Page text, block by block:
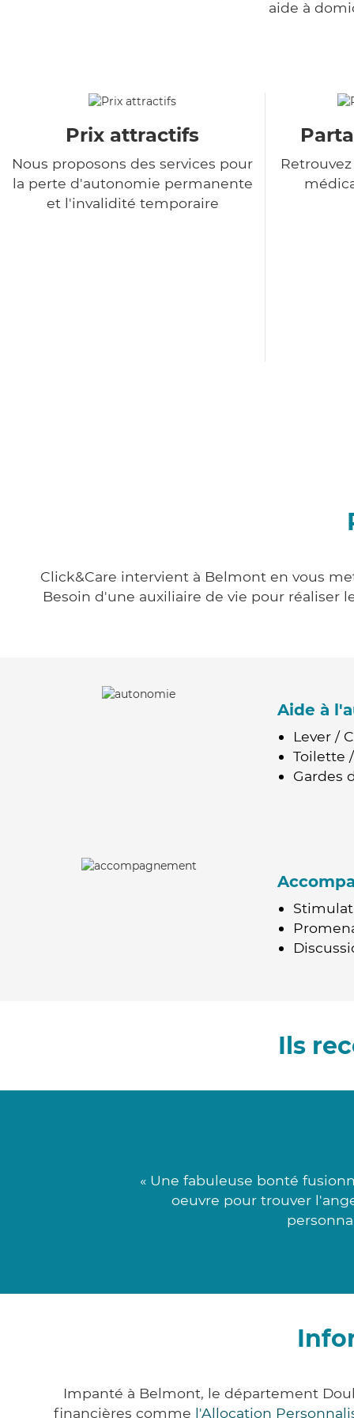
aide à
Prix attractifs
Nous proposons des services pour
la perte d'autonomie permanente
et l'invalidité temporaire
Click&Care intervient à Belmont en vous
Besoin d'une auxiliaire de vie pour réaliser
Aide à
Lever /
Toilette
Gardes
Ils
« Une fabuleuse bonté
oeuvre pour trouver
Impanté à Belmont, le département
financières comme l'Allocation